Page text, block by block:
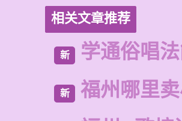
相关文章推荐
新 学通俗唱
新
福州哪里